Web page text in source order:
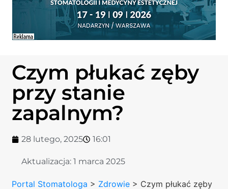
Czym płukać zęby
przy stanie
zapalnym?
28 lutego, 2025 16:01
Aktualizacja:1 marca 2025
Portal Stomatologa > Zdrowie > Czym płukać zęby